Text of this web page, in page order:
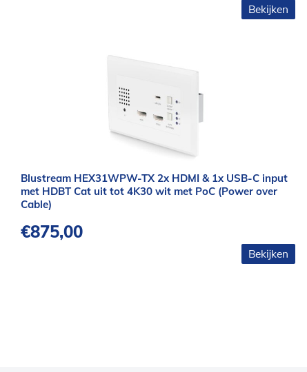
Bekijken
Blustream HEX31WPW-TX 2x HDMI & 1x USB-C input
met HDBT Cat uit tot 4K30 wit met PoC (Power over
Cable)
€875,00
Bekijken